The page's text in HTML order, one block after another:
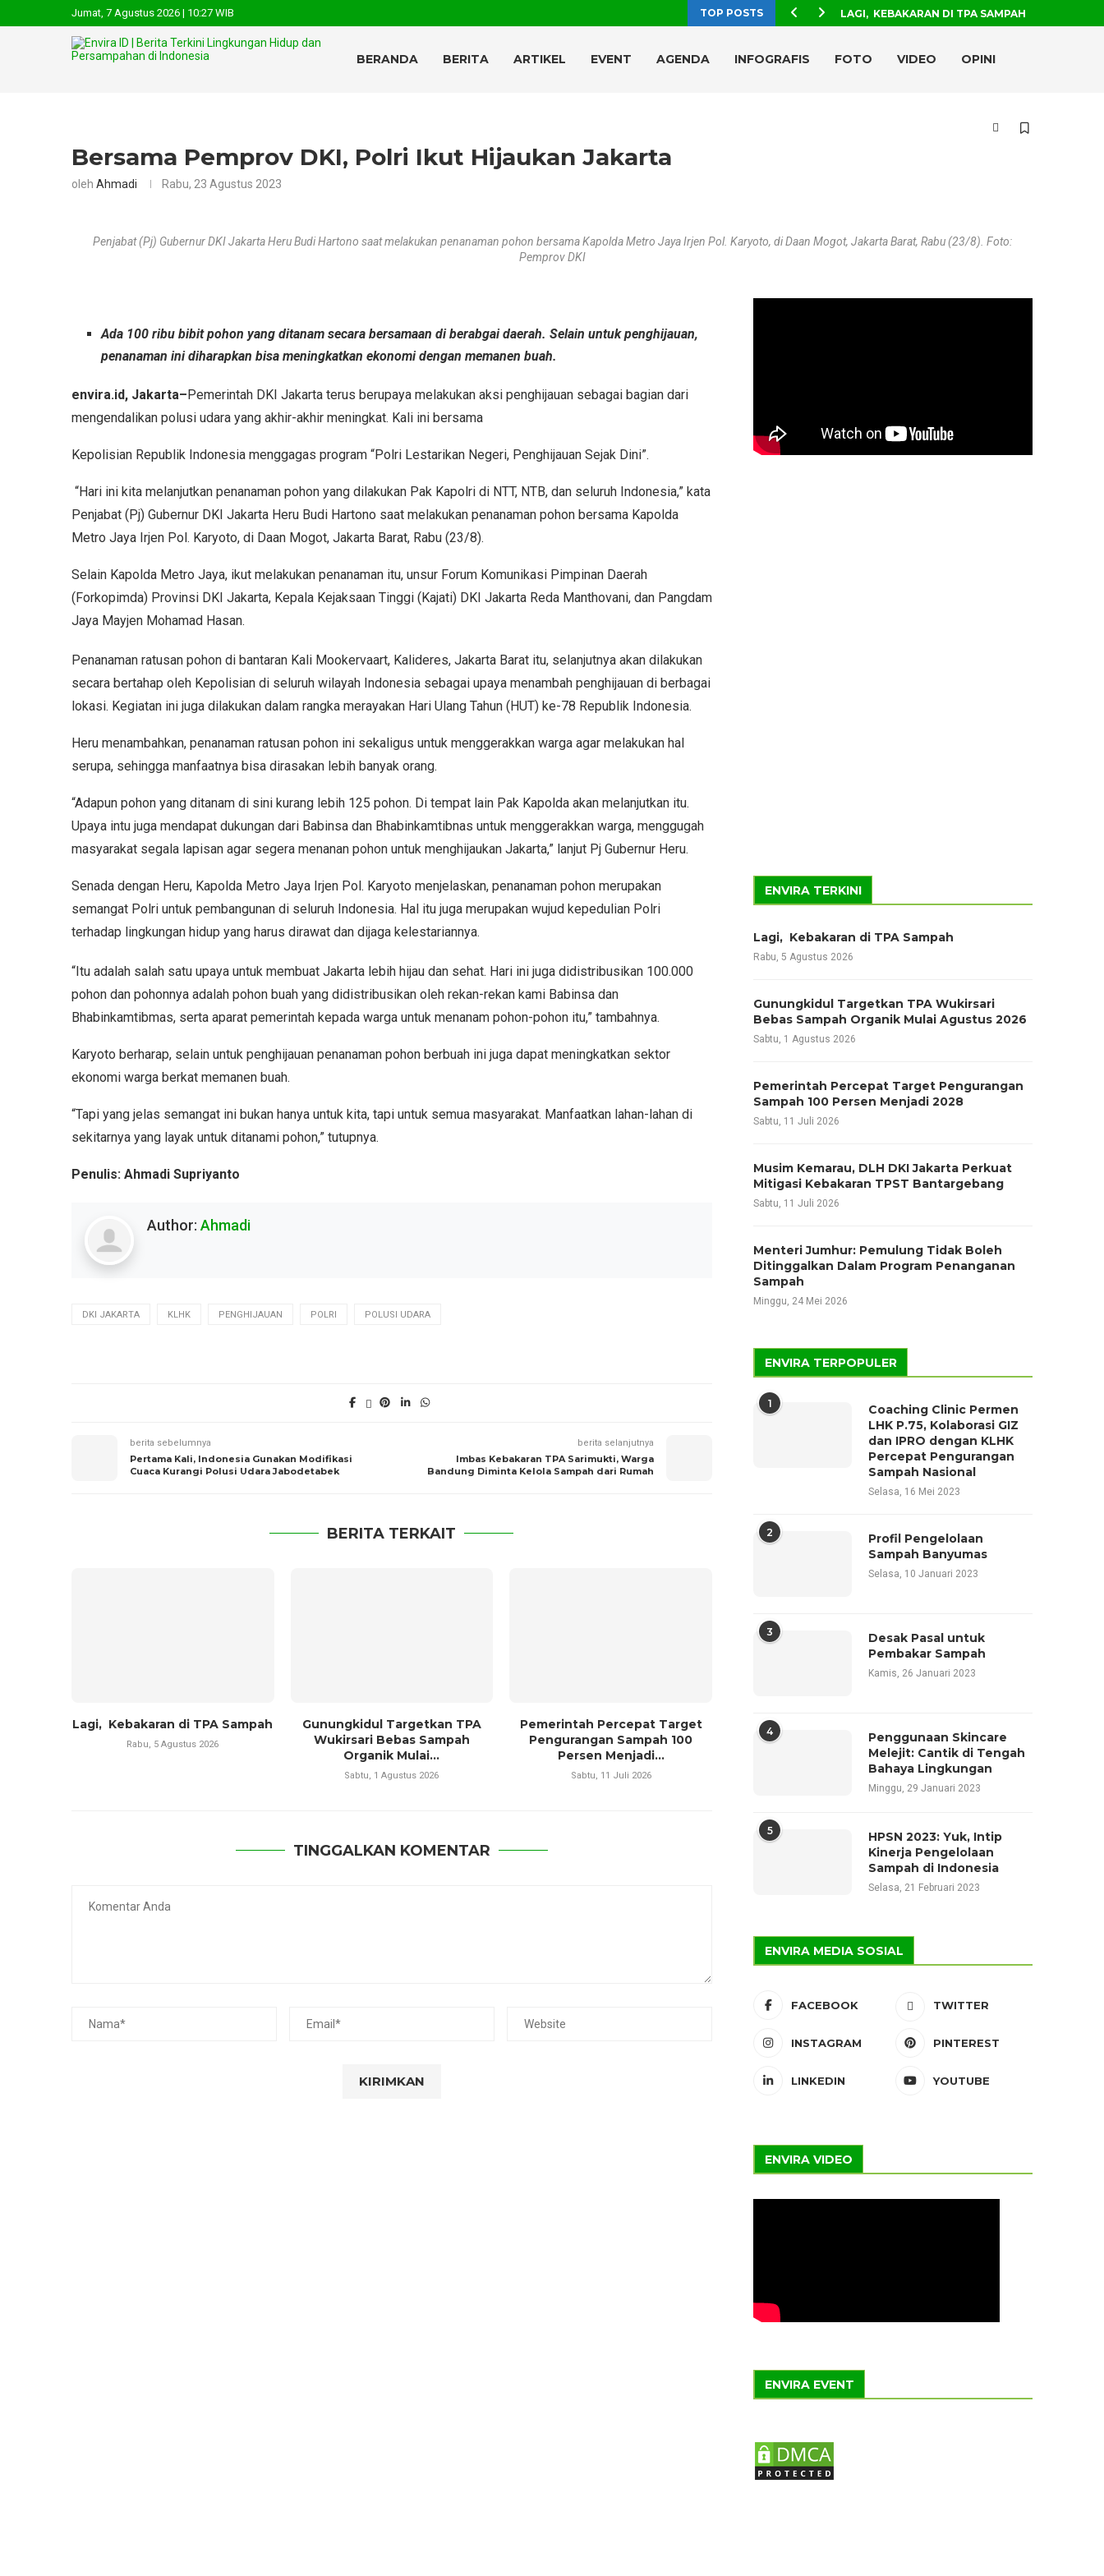
Jumat, 7 Agustus 2026 | 10:27 WIB TOP POSTS LAGI, KEBAKARAN DI TPA SAMPAH
BERANDA BERITA ARTIKEL EVENT AGENDA INFOGRAFIS FOTO VIDEO OPINI
Bersama Pemprov DKI, Polri Ikut Hijaukan Jakarta
oleh Ahmadi Rabu, 23 Agustus 2023
Penjabat (Pj) Gubernur DKI Jakarta Heru Budi Hartono saat melakukan penanaman pohon bersama Kapolda Metro Jaya Irjen Pol. Karyoto, di Daan Mogot, Jakarta Barat, Rabu (23/8). Foto:
Pemprov DKI
Ada 100 ribu bibit pohon yang ditanam secara bersamaan di berabgai daerah. Selain untuk penghijauan,
penanaman ini diharapkan bisa meningkatkan ekonomi dengan memanen buah.
envira.id, Jakarta–Pemerintah DKI Jakarta terus berupaya melakukan aksi penghijauan sebagai bagian dari
mengendalikan polusi udara yang akhir-akhir meningkat. Kali ini bersama
Kepolisian Republik Indonesia menggagas program “Polri Lestarikan Negeri, Penghijauan Sejak Dini”.
“Hari ini kita melanjutkan penanaman pohon yang dilakukan Pak Kapolri di NTT, NTB, dan seluruh Indonesia,” kata
Penjabat (Pj) Gubernur DKI Jakarta Heru Budi Hartono saat melakukan penanaman pohon bersama Kapolda
Metro Jaya Irjen Pol. Karyoto, di Daan Mogot, Jakarta Barat, Rabu (23/8).
Selain Kapolda Metro Jaya, ikut melakukan penanaman itu, unsur Forum Komunikasi Pimpinan Daerah
(Forkopimda) Provinsi DKI Jakarta, Kepala Kejaksaan Tinggi (Kajati) DKI Jakarta Reda Manthovani, dan Pangdam
Jaya Mayjen Mohamad Hasan.
Penanaman ratusan pohon di bantaran Kali Mookervaart, Kalideres, Jakarta Barat itu, selanjutnya akan dilakukan
secara bertahap oleh Kepolisian di seluruh wilayah Indonesia sebagai upaya menambah penghijauan di berbagai
lokasi. Kegiatan ini juga dilakukan dalam rangka merayakan Hari Ulang Tahun (HUT) ke-78 Republik Indonesia.
Heru menambahkan, penanaman ratusan pohon ini sekaligus untuk menggerakkan warga agar melakukan hal
serupa, sehingga manfaatnya bisa dirasakan lebih banyak orang.
“Adapun pohon yang ditanam di sini kurang lebih 125 pohon. Di tempat lain Pak Kapolda akan melanjutkan itu.
Upaya intu juga mendapat dukungan dari Babinsa dan Bhabinkamtibnas untuk menggerakkan warga, menggugah
masyarakat segala lapisan agar segera menanan pohon untuk menghijaukan Jakarta,” lanjut Pj Gubernur Heru.
Senada dengan Heru, Kapolda Metro Jaya Irjen Pol. Karyoto menjelaskan, penanaman pohon merupakan
semangat Polri untuk pembangunan di seluruh Indonesia. Hal itu juga merupakan wujud kepedulian Polri
terhadap lingkungan hidup yang harus dirawat dan dijaga kelestariannya.
“Itu adalah salah satu upaya untuk membuat Jakarta lebih hijau dan sehat. Hari ini juga didistribusikan 100.000
pohon dan pohonnya adalah pohon buah yang didistribusikan oleh rekan-rekan kami Babinsa dan
Bhabinkamtibmas, serta aparat pemerintah kepada warga untuk menanam pohon-pohon itu,” tambahnya.
Karyoto berharap, selain untuk penghijauan penanaman pohon berbuah ini juga dapat meningkatkan sektor
ekonomi warga berkat memanen buah.
“Tapi yang jelas semangat ini bukan hanya untuk kita, tapi untuk semua masyarakat. Manfaatkan lahan-lahan di
sekitarnya yang layak untuk ditanami pohon,” tutupnya.
Penulis: Ahmadi Supriyanto
Author: Ahmadi
DKI JAKARTA KLHK PENGHIJAUAN POLRI POLUSI UDARA
berita sebelumnya
Pertama Kali, Indonesia Gunakan Modifikasi
Cuaca Kurangi Polusi Udara Jabodetabek
berita selanjutnya
Imbas Kebakaran TPA Sarimukti, Warga
Bandung Diminta Kelola Sampah dari Rumah
BERITA TERKAIT
Lagi, Kebakaran di TPA Sampah
Rabu, 5 Agustus 2026
Gunungkidul Targetkan TPA
Wukirsari Bebas Sampah
Organik Mulai...
Sabtu, 1 Agustus 2026
Pemerintah Percepat Target
Pengurangan Sampah 100
Persen Menjadi...
Sabtu, 11 Juli 2026
TINGGALKAN KOMENTAR
ENVIRA TERKINI
Lagi, Kebakaran di TPA Sampah
Rabu, 5 Agustus 2026
Gunungkidul Targetkan TPA Wukirsari
Bebas Sampah Organik Mulai Agustus 2026
Sabtu, 1 Agustus 2026
Pemerintah Percepat Target Pengurangan
Sampah 100 Persen Menjadi 2028
Sabtu, 11 Juli 2026
Musim Kemarau, DLH DKI Jakarta Perkuat
Mitigasi Kebakaran TPST Bantargebang
Sabtu, 11 Juli 2026
Menteri Jumhur: Pemulung Tidak Boleh
Ditinggalkan Dalam Program Penanganan
Sampah
Minggu, 24 Mei 2026
ENVIRA TERPOPULER
1
Coaching Clinic Permen
LHK P.75, Kolaborasi GIZ
dan IPRO dengan KLHK
Percepat Pengurangan
Sampah Nasional
Selasa, 16 Mei 2023
2
Profil Pengelolaan
Sampah Banyumas
Selasa, 10 Januari 2023
3
Desak Pasal untuk
Pembakar Sampah
Kamis, 26 Januari 2023
4
Penggunaan Skincare
Melejit: Cantik di Tengah
Bahaya Lingkungan
Minggu, 29 Januari 2023
5
HPSN 2023: Yuk, Intip
Kinerja Pengelolaan
Sampah di Indonesia
Selasa, 21 Februari 2023
ENVIRA MEDIA SOSIAL
FACEBOOK TWITTER
INSTAGRAM PINTEREST
LINKEDIN YOUTUBE
ENVIRA VIDEO
ENVIRA EVENT